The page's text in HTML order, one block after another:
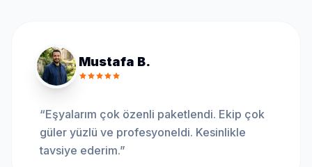
Mustafa B.
“Eşyalarım çok özenli paketlendi. Ekip çok
güler yüzlü ve profesyoneldi. Kesinlikle
tavsiye ederim.”